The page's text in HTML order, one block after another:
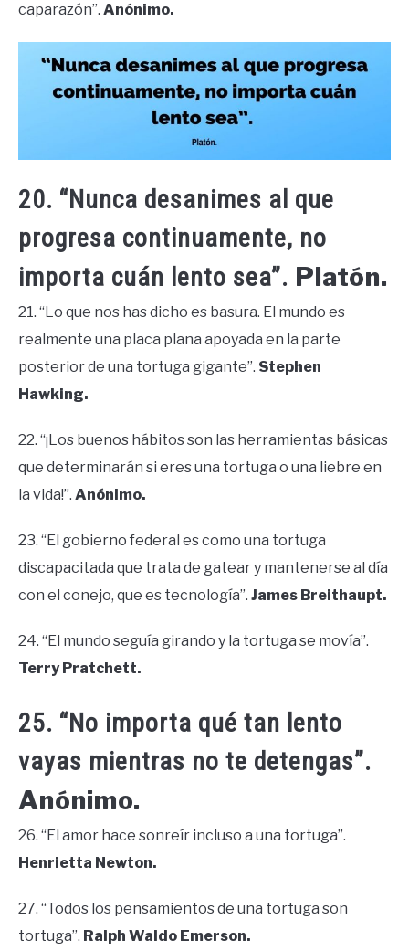
caparazón”. Anónimo.
20. “Nunca desanimes al que
progresa continuamente, no
importa cuán lento sea”. Platón.
21. “Lo que nos has dicho es basura. El mundo es
realmente una placa plana apoyada en la parte
posterior de una tortuga gigante”. Stephen
Hawking.
22. “¡Los buenos hábitos son las herramientas básicas
que determinarán si eres una tortuga o una liebre en
la vida!”. Anónimo.
23. “El gobierno federal es como una tortuga
discapacitada que trata de gatear y mantenerse al día
con el conejo, que es tecnología”. James Breithaupt.
24. “El mundo seguía girando y la tortuga se movía”.
Terry Pratchett.
25. “No importa qué tan lento
vayas mientras no te detengas”.
Anónimo.
26. “El amor hace sonreír incluso a una tortuga”.
Henrietta Newton.
27. “Todos los pensamientos de una tortuga son
tortuga”. Ralph Waldo Emerson.